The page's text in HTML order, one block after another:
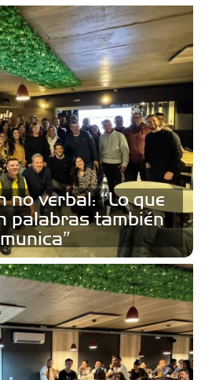
no verbal: “Lo que
palabras también